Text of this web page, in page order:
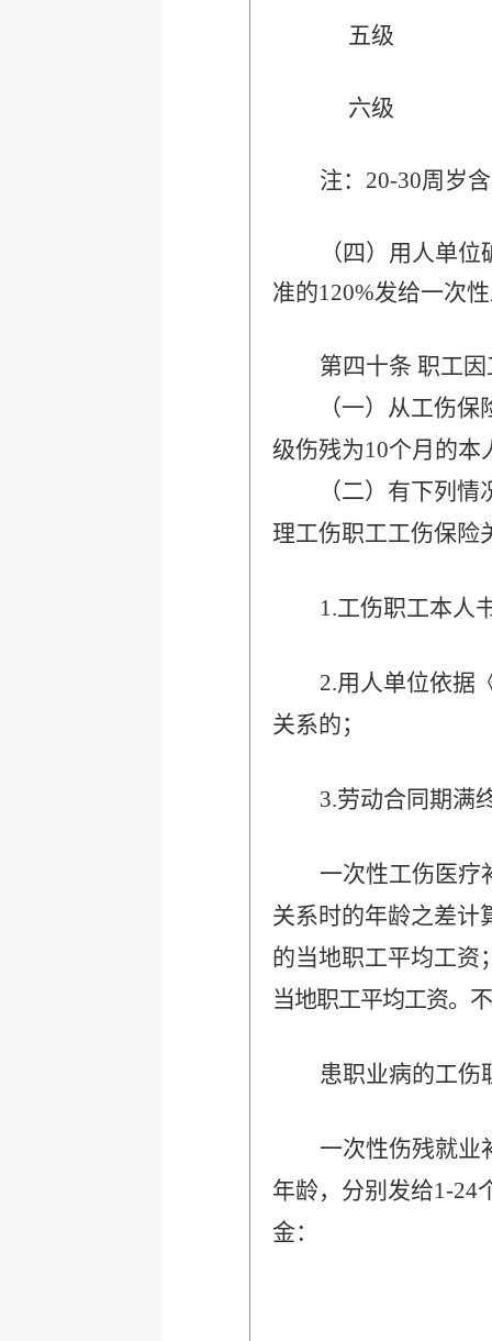
五级
六级
注：20-30周岁
（四）用人单
准的120%发给一次
第四十条 职工
（一）从工伤保险
级伤残为10个月的本
（二）有下列情况
理工伤职工工伤保险
1.工伤职工本人
2.用人单位依据
关系的；
3.劳动合同期满
一次性工伤医疗
关系时的年龄之差计
的当地职工平均工资
当地职工平均工资。
患职业病的工伤
一次性伤残就业
年龄，分别发给1-24